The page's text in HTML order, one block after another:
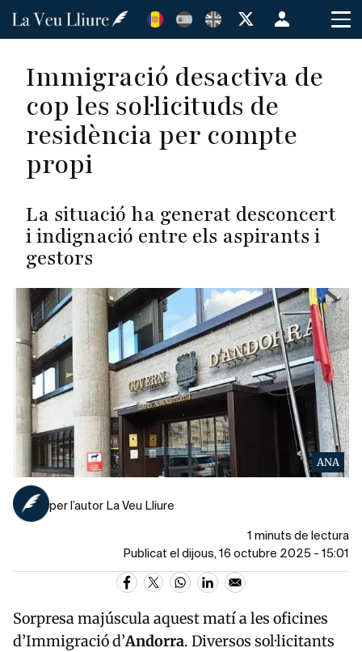
Vés
Menú
de
cuenta
de
usuario
Immigració desactiva de
cop les sol·licituds de
residència per compte
propi
La situació ha generat desconcert
i indignació entre els aspirants i
gestors
ANA
per l’autor La Veu Lliure
1 minuts de lectura
Publicat el dijous, 16 octubre 2025 - 15:01
Sorpresa majúscula aquest matí a les oficines
d’Immigració d’Andorra. Diversos sol·licitants